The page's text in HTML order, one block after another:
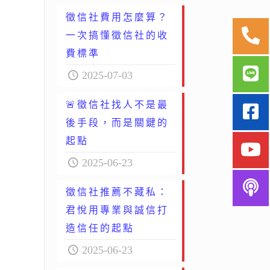
徵信社費用怎麼算？
一次搞懂徵信社的收
費標準
2025-07-03
🚨徵信社找人不是最
後手段，而是關鍵的
起點
2025-06-23
徵信社推薦不藏私：
君悅用專業與誠信打
造信任的起點
2025-06-23